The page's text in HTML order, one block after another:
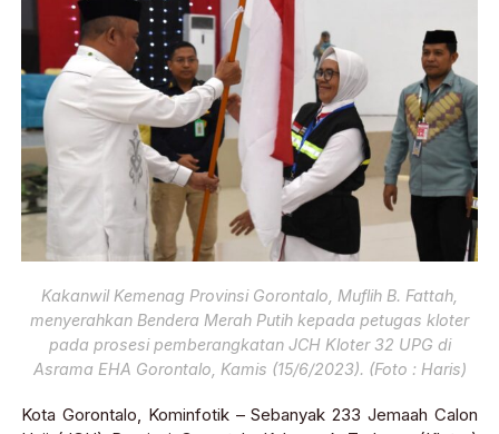
Kakanwil Kemenag Provinsi Gorontalo, Muflih B. Fattah,
menyerahkan Bendera Merah Putih kepada petugas kloter
pada prosesi pemberangkatan JCH Kloter 32 UPG di
Asrama EHA Gorontalo, Kamis (15/6/2023). (Foto : Haris)
Kota Gorontalo, Kominfotik – Sebanyak 233 Jemaah Calon